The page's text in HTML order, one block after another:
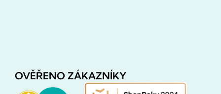
OVĚŘENO ZÁKAZNÍKY